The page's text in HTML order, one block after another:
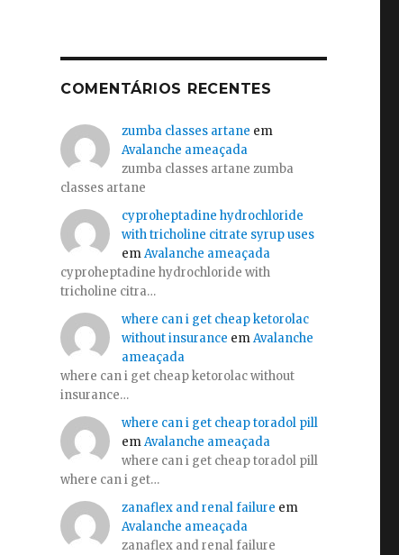
COMENTÁRIOS RECENTES
zumba classes artane em
Avalanche ameaçada
zumba classes artane zumba
classes artane
cyproheptadine hydrochloride
with tricholine citrate syrup uses
emAvalanche ameaçada
cyproheptadine hydrochloride with
tricholine citra…
where can i get cheap ketorolac
without insurance emAvalanche
ameaçada
where can i get cheap ketorolac without
insurance…
where can i get cheap toradol pill
emAvalanche ameaçada
where can i get cheap toradol pill
where can i get…
zanaflex and renal failure em
Avalanche ameaçada
zanaflex and renal failure